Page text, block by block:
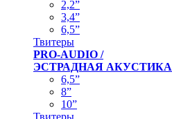
2,2”
3,4”
6,5”
Твитеры
PRO-AUDIO /
ЭСТРАДНАЯ АКУСТИКА
6,5”
8”
10”
Твитеры